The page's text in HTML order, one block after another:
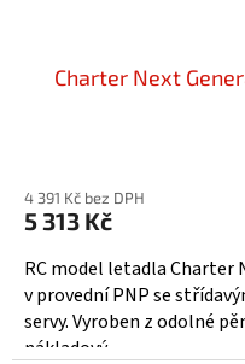
Charter Next
produktu
je
4,5
z
5
hvězdiček.
4 391 Kč bez DPH
5 313 Kč
RC model letadla Charter
v provední PNP se
servy. Vyroben z odolné
nákladový...